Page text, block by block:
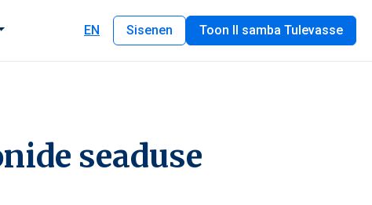
EN Sisenen Toon II samba Tulevasse
seaduse